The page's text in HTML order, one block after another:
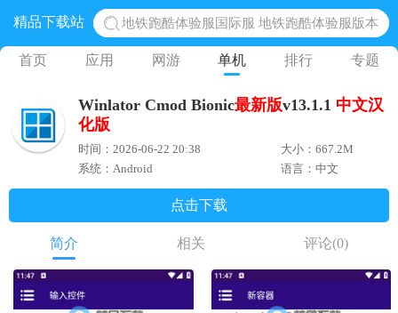
精品下载站
地铁跑酷体验服国际服 地铁跑酷体验服版本
网易光遇手游正版 点亮星空共庆周年
黎明觉醒生机腾讯正版 黎明觉醒生机国际服
蛋仔派对下载 蛋仔派对体验服
首页 应用 网游 单机 排行 专题
Winlator Cmod Bionic最新版v13.1.1 中文汉
化版
时间：2026-06-22 20:38
大小：667.2M
系统：Android
语言：中文
点击下载
简介 相关 评论(0)